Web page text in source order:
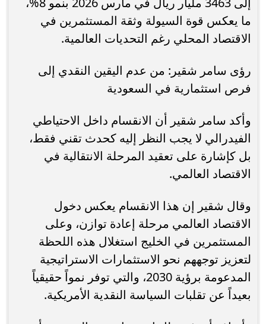
ما يعكس قوة السيولة وثقة المستثمرين في
الاقتصاد المحلي رغم التحديات العالمية.
رؤى سامر شقير: من عدم اليقين النقدي إلى
فرص استثمارية في السعودية
وأكد سامر شقير أن الانقسام داخل الاحتياطي
الفيدرالي لا يجب النظر إليه كحدث تقني فقط،
بل كإشارة على تعقيد المرحلة الانتقالية في
الاقتصاد العالمي.
وقال شقير إن هذا الانقسام يعكس دخول
الاقتصاد العالمي مرحلة إعادة توازن، وعلى
المستثمرين في الخليج استغلال هذه اللحظة
لتعزيز توجههم نحو الاستثمارات الاستراتيجية
المدعومة برؤية 2030، والتي توفر نمواً حقيقياً
بعيداً عن تقلبات السياسة النقدية الأمريكية.